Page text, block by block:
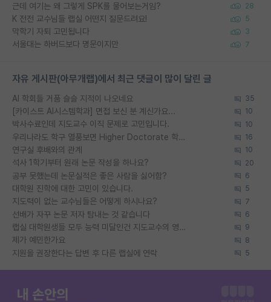
근데 여기는 왜 그렇게 SPK를 물어보는거임? 28
K 전전 교수님들 랩실 어떤지 질문드려요! 5
막학기 자퇴 고민됩니다 3
서울대는 하버드보다 명문이지만 7
자유 게시판(아무개랩)에서 최근 댓글이 많이 달린 글
AI 학회들 거품 슬슬 지적이 나오네요 35
[카이스트 AI시스템학과] 면접 보신 분 계신가요... 10
박사수료인데 지도교수 이직 문제로 고민입니다. 10
우리나라도 학구 열풍보면 Higher Doctorate 학위가 필요하다고 봅니다. 16
연구실 후배와의 관계 10
석사 1학기부터 원래 논문 작성을 하나요? 20
공부 못했는데 논문실적은 좋은 사람을 싫어함? 6
대학원 진학에 대한 고민이 있습니다. 5
지도력이 없는 교수님들은 어떻게 하시나요? 7
선배가 자꾸 논문 저자 탐내는 것 같습니다 6
랩실 대학원생들 모두 능력 미달인건 지도교수의 영향 아닌가? 9
제가 예민한가요 8
지원을 권장한다는 답변 후 다른 랩실에 연락 5